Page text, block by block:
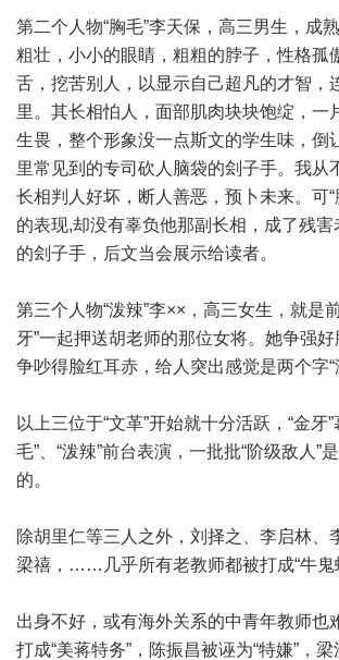
第二个人物“胸毛”李天保，高三男生，成
粗壮，小小的眼睛，粗粗的脖子，性格孤
舌，挖苦别人，以显示自己超凡的才智，
里。其长相怕人，面部肌肉块块饱绽，一
生畏，整个形象没一点斯文的学生味，倒
里常见到的专司砍人脑袋的刽子手。我从
长相判人好坏，断人善恶，预卜未来。可“
的表现,却没有辜负他那副长相，成了残害
的刽子手，后文当会展示给读者。
第三个人物“泼辣”李××，高三女生，就是
牙”一起押送胡老师的那位女将。她争强
争吵得脸红耳赤，给人突出感觉是两个字“
以上三位于“文革”开始就十分活跃，“金牙
毛”、“泼辣”前台表演，一批批“阶级敌人”
的。
除胡里仁等三人之外，刘择之、李启林、
梁禧，……几乎所有老教师都被打成“牛鬼
出身不好，或有海外关系的中青年教师也
打成“美蒋特务”，陈振昌被诬为“特嫌”，